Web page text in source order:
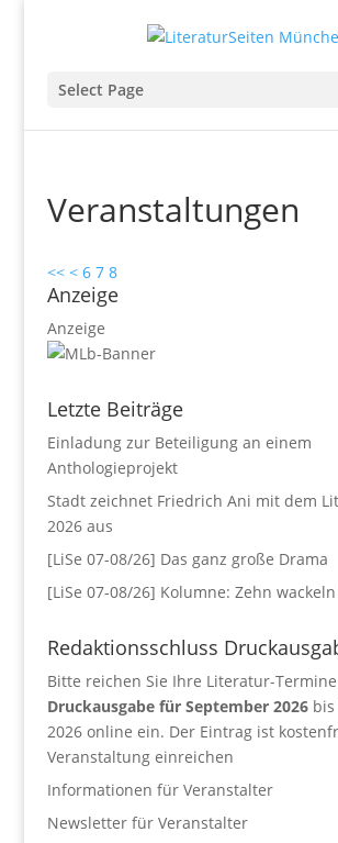
Select Page
Veranstaltungen
<< < 6 7 8
Anzeige
Anzeige
Letzte Beiträge
Einladung zur Beteiligung an einem
Anthologieprojekt
Stadt zeichnet Friedrich Ani mit dem
2026 aus
[LiSe 07-08/26] Das ganz große Drama
[LiSe 07-08/26] Kolumne: Zehn
Redaktionsschluss
Bitte reichen Sie Ihre Literatur-
Druckausgabe für September 2026bis
2026 online ein. Der Eintrag ist
Veranstaltung einreichen
Informationen für Veranstalter
Newsletter für Veranstalter